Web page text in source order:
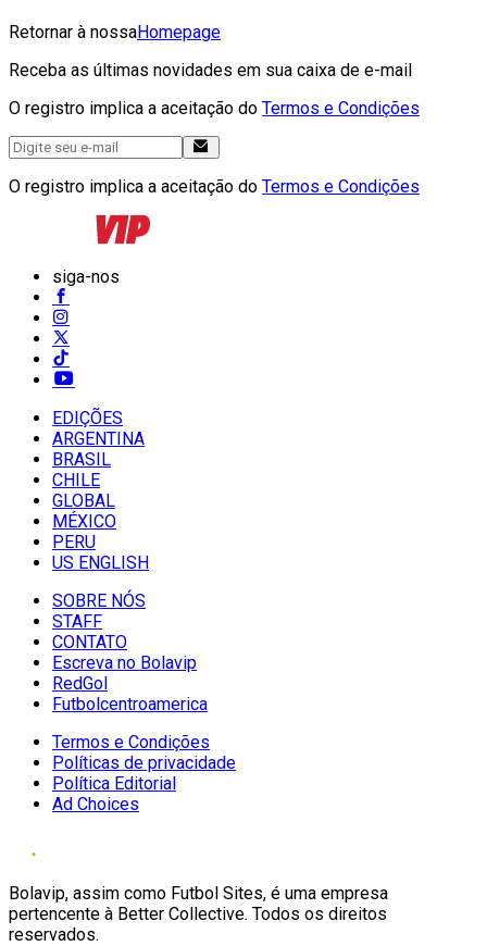
Retornar à nossaHomepage
Receba as últimas novidades em sua caixa de e-mail
O registro implica a aceitação do Termos e Condições
O registro implica a aceitação do Termos e Condições
siga-nos
EDIÇÕES
ARGENTINA
BRASIL
CHILE
GLOBAL
MÉXICO
PERU
US ENGLISH
SOBRE NÓS
STAFF
CONTATO
Escreva no Bolavip
RedGol
Futbolcentroamerica
Termos e Condições
Políticas de privacidade
Política Editorial
Ad Choices
Bolavip, assim como Futbol Sites, é uma empresa
pertencente à Better Collective. Todos os direitos
reservados.